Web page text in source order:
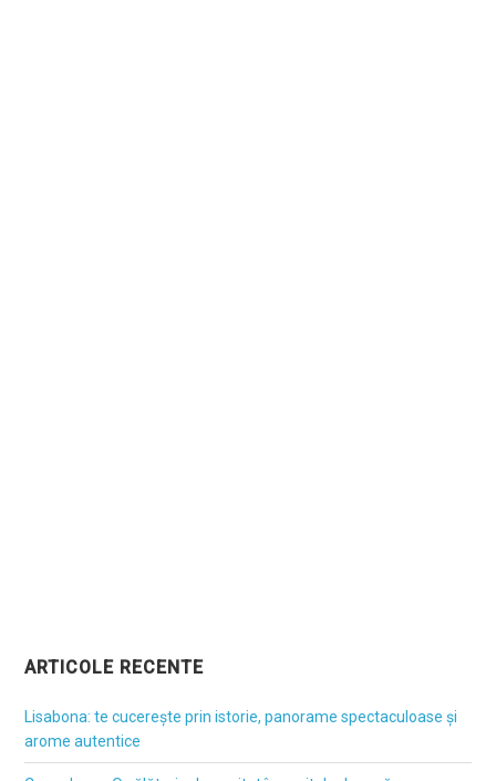
ARTICOLE RECENTE
Lisabona: te cucerește prin istorie, panorame spectaculoase și
arome autentice